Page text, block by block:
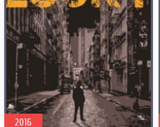
2016